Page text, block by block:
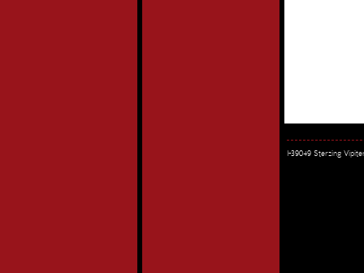
I-39049 Sterzing